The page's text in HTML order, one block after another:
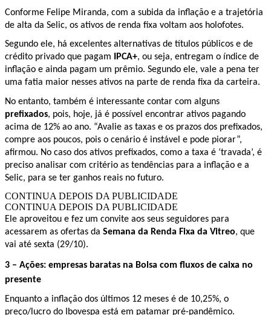
Conforme Felipe Miranda, com a subida da inflação e a trajetória
de alta da Selic, os ativos de renda fixa voltam aos holofotes.
Segundo ele, há excelentes alternativas de títulos públicos e de
crédito privado que pagam IPCA+, ou seja, entregam o índice de
inflação e ainda pagam um prêmio. Segundo ele, vale a pena ter
uma fatia maior nesses ativos na parte de renda fixa da carteira.
No entanto, também é interessante contar com alguns
prefixados, pois, hoje, já é possível encontrar ativos pagando
acima de 12% ao ano. “Avalie as taxas e os prazos dos prefixados,
compre aos poucos, pois o cenário é instável e pode piorar”,
afirmou. No caso dos ativos prefixados, como a taxa é ‘travada’, é
preciso analisar com critério as tendências para a inflação e a
Selic, para se ter ganhos reais no futuro.
CONTINUA DEPOIS DA PUBLICIDADE
CONTINUA DEPOIS DA PUBLICIDADE
Ele aproveitou e fez um convite aos seus seguidores para
acessarem as ofertas da Semana da Renda Fixa da Vitreo, que
vai até sexta (29/10).
3 – Ações: empresas baratas na Bolsa com fluxos de caixa no
presente
Enquanto a inflação dos últimos 12 meses é de 10,25%, o
preço/lucro do Ibovespa está em patamar pré-pandêmico.